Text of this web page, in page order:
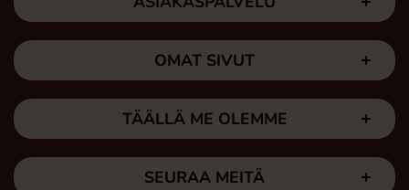
OMAT SIVUT
TÄÄLLÄ ME OLEMME
SEURAA MEITÄ